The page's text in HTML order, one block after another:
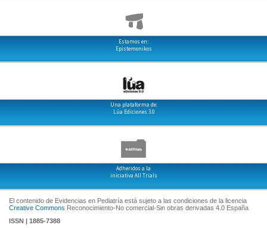
Estamos en:
Epistemonikos
Una plataforma de:
Lúa Ediciones 3.0
Adheridos a la
iniciativa All Trials
El contenido de Evidencias en Pediatría está sujeto a las condiciones de la licencia
Creative Commons Reconocimiento-No comercial-Sin obras derivadas 4.0 España
ISSN | 1885-7388